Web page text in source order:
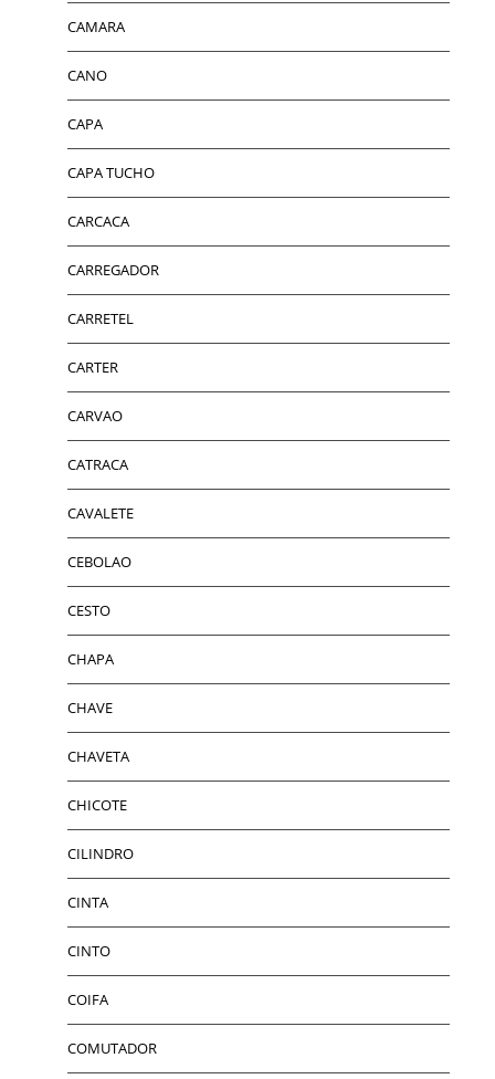
CAMARA
CANO
CAPA
CAPA TUCHO
CARCACA
CARREGADOR
CARRETEL
CARTER
CARVAO
CATRACA
CAVALETE
CEBOLAO
CESTO
CHAPA
CHAVE
CHAVETA
CHICOTE
CILINDRO
CINTA
CINTO
COIFA
COMUTADOR